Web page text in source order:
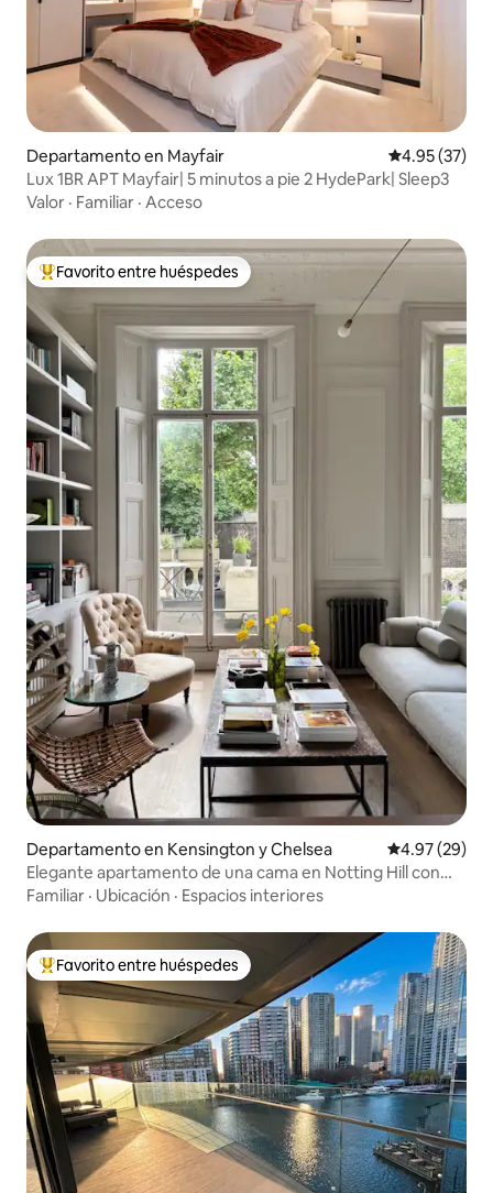
Departamento en Mayfair Calificación
4.95 (37)
Lux 1BR APT Mayfair| 5 minutos a pie 2 HydePark| Sleep3
Valor · Familiar · Acceso
De los mejores en Favorito entre huéspedes
Favorito entre huéspedes
Departamento en Kensington y Chelsea Calificación
4.97 (29)
Elegante apartamento de una cama en Notting Hill con
balcón
Familiar · Ubicación · Espacios interiores
De los mejores en Favorito entre huéspedes
Favorito entre huéspedes